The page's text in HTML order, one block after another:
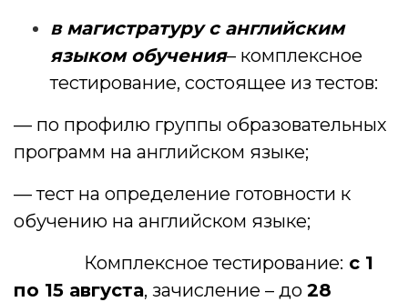
в магистратуру с английским
языком обучения– комплексное
тестирование, состоящее из тестов:
— по профилю группы образовательных
программ на английском языке;
— тест на определение готовности к
обучению на английском языке;
Комплексное тестирование: с 1
по 15 августа, зачисление – до 28